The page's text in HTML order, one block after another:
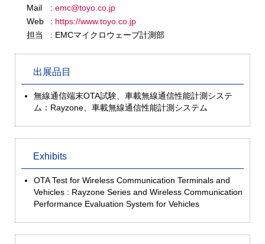
Mail
: emc@toyo.co.jp
Web
: https://www.toyo.co.jp
担当
: EMCマイクロウェーブ計測部
出展品目
無線通信端末OTA試験、車載無線通信性能計測システ
ム：Rayzone、車載無線通信性能計測システム
Exhibits
OTA Test for Wireless Communication Terminals and
Vehicles : Rayzone Series and Wireless Communication
Performance Evaluation System for Vehicles